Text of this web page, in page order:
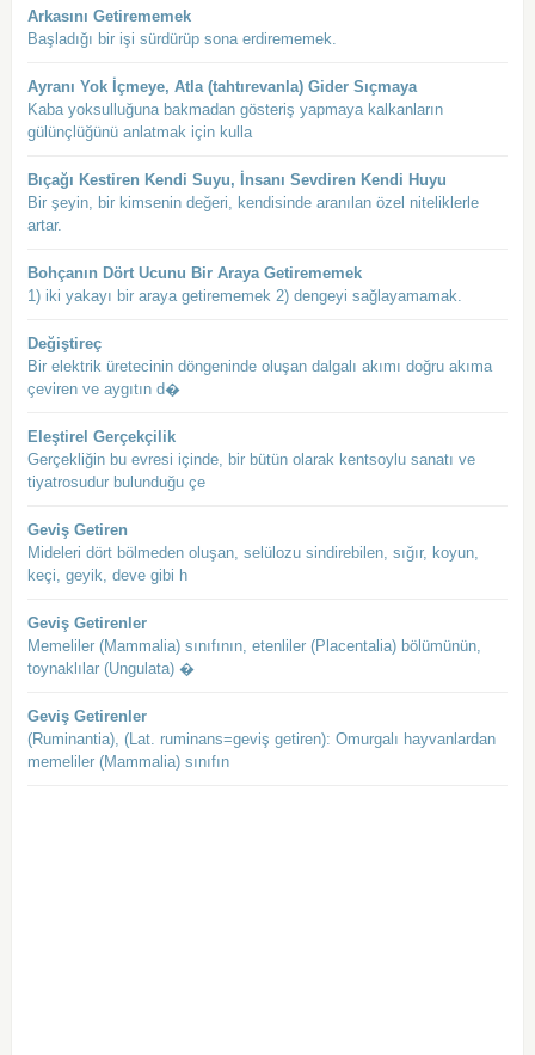
Arkasını Getirememek
Başladığı bir işi sürdürüp sona erdirememek.
Ayranı Yok İçmeye, Atla (tahtırevanla) Gider Sıçmaya
Kaba yoksulluğuna bakmadan gösteriş yapmaya kalkanların
gülünçlüğünü anlatmak için kulla
Bıçağı Kestiren Kendi Suyu, İnsanı Sevdiren Kendi Huyu
Bir şeyin, bir kimsenin değeri, kendisinde aranılan özel niteliklerle
artar.
Bohçanın Dört Ucunu Bir Araya Getirememek
1) iki yakayı bir araya getirememek 2) dengeyi sağlayamamak.
Değiştireç
Bir elektrik üretecinin döngeninde oluşan dalgalı akımı doğru akıma
çeviren ve aygıtın d�
Eleştirel Gerçekçilik
Gerçekliğin bu evresi içinde, bir bütün olarak kentsoylu sanatı ve
tiyatrosudur bulunduğu çe
Geviş Getiren
Mideleri dört bölmeden oluşan, selülozu sindirebilen, sığır, koyun,
keçi, geyik, deve gibi h
Geviş Getirenler
Memeliler (Mammalia) sınıfının, etenliler (Placentalia) bölümünün,
toynaklılar (Ungulata) �
Geviş Getirenler
(Ruminantia), (Lat. ruminans=geviş getiren): Omurgalı hayvanlardan
memeliler (Mammalia) sınıfın